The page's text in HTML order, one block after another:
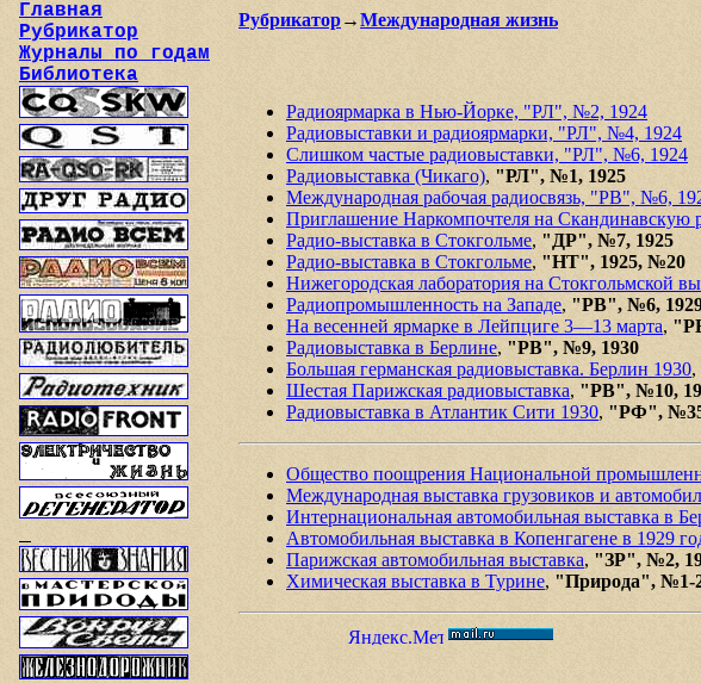
Главная
Рубрикатор
Журналы по годам
Библиотека
Рубрикатор→Международная жизнь
Радиоярмарка в Нью-Йорке, "РЛ", №2, 1924
Радиовыставки и радиоярмарки, "РЛ", №4, 1924
Слишком частые радиовыставки, "РЛ", №6, 1924
Радиовыставка (Чикаго), "РЛ", №1, 1925
Международная рабочая радиосвязь, "РВ", №6,
Приглашение Наркомпочтеля на Скандинавскую
Радио-выставка в Стокгольме, "ДР", №7, 1925
Радио-выставка в Стокгольме, "НТ", 1925, №20
Нижегородская лаборатория на Стокгольмской
Радиопромышленность на Западе, "РВ", №6,
На весенней ярмарке в Лейпциге 3—13 марта,
Радиовыставка в Берлине, "РВ", №9, 1930
Большая германская радиовыставка. Берлин 1930,
Шестая Парижская радиовыставка, "РВ", №10,
Радиовыставка в Атлантик Сити 1930, "РФ",
Общество поощрения Национальной
Международная выставка грузовиков и
Интернациональная автомобильная выставка в
Автомобильная выставка в Копенгагене в 1929
Парижская автомобильная выставка, "ЗР", №2,
Химическая выставка в Турине, "Природа", №1-